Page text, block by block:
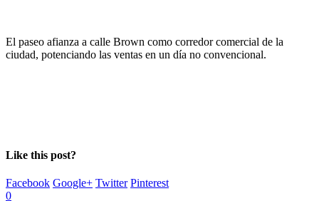
El paseo afianza a calle Brown como corredor comercial de la
ciudad, potenciando las ventas en un día no convencional.
Like this post?
Facebook Google+ Twitter Pinterest
0